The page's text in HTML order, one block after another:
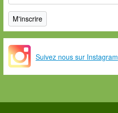
Suivez nous sur Instagram